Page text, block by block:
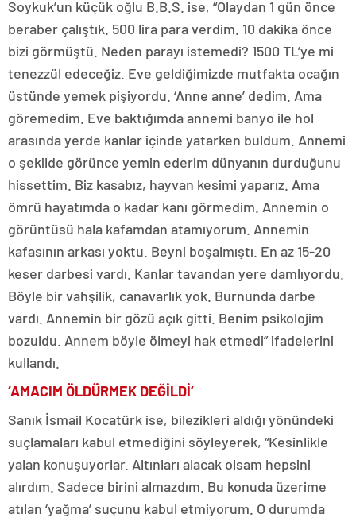
Soykuk’un küçük oğlu B.B.S. ise, “Olaydan 1 gün önce
beraber çalıştık. 500 lira para verdim. 10 dakika önce
bizi görmüştü. Neden parayı istemedi? 1500 TL’ye mi
tenezzül edeceğiz. Eve geldiğimizde mutfakta ocağın
üstünde yemek pişiyordu. ‘Anne anne’ dedim. Ama
göremedim. Eve baktığımda annemi banyo ile hol
arasında yerde kanlar içinde yatarken buldum. Annemi
o şekilde görünce yemin ederim dünyanın durduğunu
hissettim. Biz kasabız, hayvan kesimi yaparız. Ama
ömrü hayatımda o kadar kanı görmedim. Annemin o
görüntüsü hala kafamdan atamıyorum. Annemin
kafasının arkası yoktu. Beyni boşalmıştı. En az 15-20
keser darbesi vardı. Kanlar tavandan yere damlıyordu.
Böyle bir vahşilik, canavarlık yok. Burnunda darbe
vardı. Annemin bir gözü açık gitti. Benim psikolojim
bozuldu. Annem böyle ölmeyi hak etmedi” ifadelerini
kullandı.
‘AMACIM ÖLDÜRMEK DEĞİLDİ’
Sanık İsmail Kocatürk ise, bilezikleri aldığı yönündeki
suçlamaları kabul etmediğini söyleyerek, “Kesinlikle
yalan konuşuyorlar. Altınları alacak olsam hepsini
alırdım. Sadece birini almazdım. Bu konuda üzerime
atılan ‘yağma’ suçunu kabul etmiyorum. O durumda